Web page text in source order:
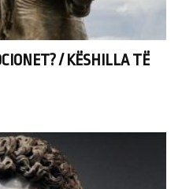
/ KËSHILLA TË